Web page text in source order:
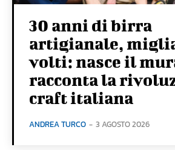
30 anni di birra
artigianale,
volti: nasce il
racconta la
craft italiana
ANDREA TURCO - 3 AGOSTO 2026